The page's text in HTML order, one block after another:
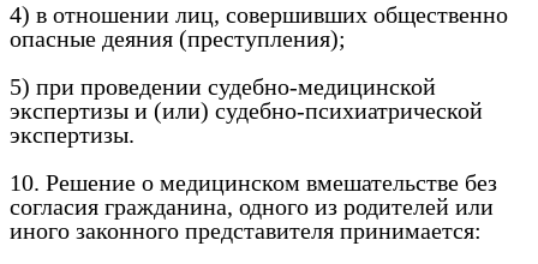
4) в отношении лиц, совершивших общественно
опасные деяния (преступления);
5) при проведении судебно-медицинской
экспертизы и (или) судебно-психиатрической
экспертизы.
10. Решение о медицинском вмешательстве без
согласия гражданина, одного из родителей или
иного законного представителя принимается: